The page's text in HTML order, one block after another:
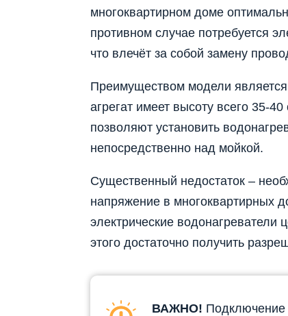
многоквартирном доме
противном случае потребуется
что влечёт за собой замену
Преимуществом модели
агрегат имеет высоту всего 35-
позволяют установить
непосредственно над мойкой.
Существенный недостаток –
напряжение в многоквартирных
электрические водонагреватели
этого достаточно получить
ВАЖНО! Подключение